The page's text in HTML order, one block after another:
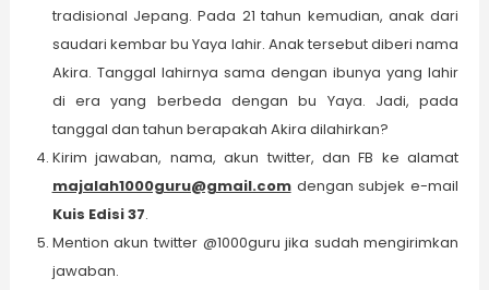
tradisional Jepang. Pada 21 tahun kemudian, anak dari
saudari kembar bu Yaya lahir. Anak tersebut diberi nama
Akira. Tanggal lahirnya sama dengan ibunya yang lahir
di era yang berbeda dengan bu Yaya. Jadi, pada
tanggal dan tahun berapakah Akira dilahirkan?
Kirim jawaban, nama, akun twitter, dan FB ke alamat
majalah1000guru@gmail.comdengan subjek e-mail
Kuis Edisi 37.
Mention akun twitter @1000guru jika sudah mengirimkan
jawaban.